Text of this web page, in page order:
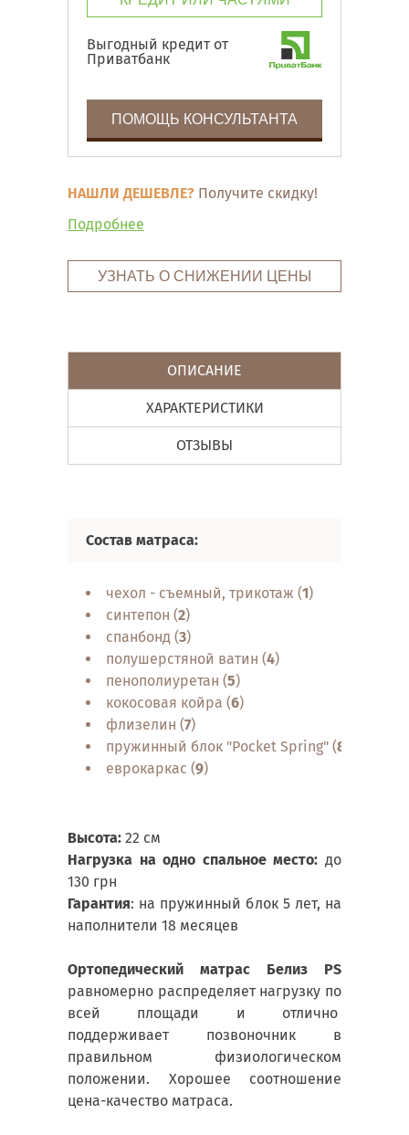
Выгодный кредит от
Приватбанк
ПОМОЩЬ КОНСУЛЬТАНТА
НАШЛИ ДЕШЕВЛЕ? Получите скидку!
Подробнее
УЗНАТЬ О СНИЖЕНИИ ЦЕНЫ
ОПИСАНИЕ
ХАРАКТЕРИСТИКИ
ОТЗЫВЫ
Состав матраса:
чехол - съемный, трикотаж (1)
синтепон (2)
спанбонд (3)
полушерстяной ватин (4)
пенополиуретан (5)
кокосовая койра (6)
флизелин (7)
пружинный блок "Pocket Spring" (8
еврокаркас (9)
Высота: 22 см
Нагрузка на одно спальное место: до
130 грн
Гарантия: на пружинный блок 5 лет, на
наполнители 18 месяцев
Ортопедический матрас Белиз PS
равномерно распределяет нагрузку по
всей площади и отлично
поддерживает позвоночник в
правильном физиологическом
положении. Хорошее соотношение
цена-качество матраса.